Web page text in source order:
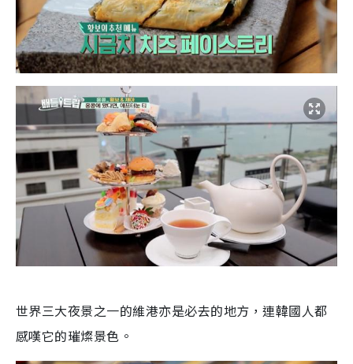
世界三大夜景之一的維港亦是必去的地方，連韓國人都
感嘆它的璀燦景色。